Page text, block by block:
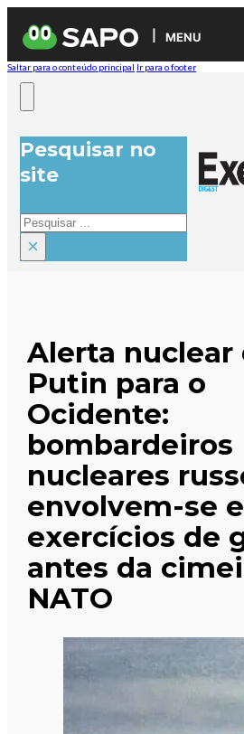
MENU
Saltar para o conteúdo principal Ir para o footer
Pesquisar no
site
Pesquisar
×
Alerta nuclear
Putin para o
Ocidente:
bombardeiros
nucleares
envolvem-se
exercícios de
antes da
NATO